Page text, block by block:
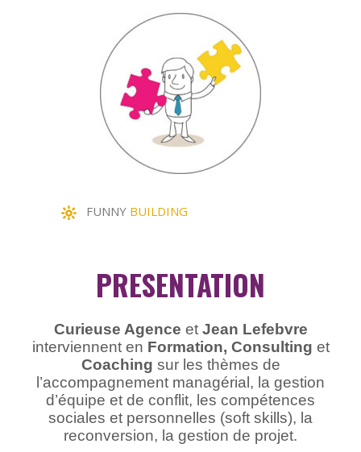
FUNNY BUILDING
PRESENTATION
Curieuse Agence et Jean Lefebvre
interviennent en Formation, Consulting et
Coaching sur les thèmes de
l’accompagnement managérial, la gestion
d’équipe et de conflit, les compétences
sociales et personnelles (soft skills), la
reconversion, la gestion de projet.